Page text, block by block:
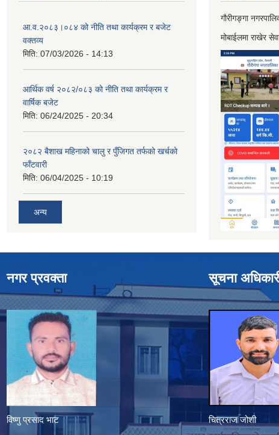
आ.व.२०८३।०८४ को नीति तथा कार्यक्रम र बजेट
वक्तव्य
मिति: 07/03/2026 - 14:13
आर्थिक वर्ष २०८२/०८३ को नीति तथा कार्यक्रम र
वार्षिक बजेट
मिति: 06/24/2025 - 20:34
२०८२ बैशाख महिनाको चालु र पुँजिगत तर्फको खर्चको
फाँटवारी
मिति: 06/04/2025 - 10:19
अन्य
गौरीगङ्गा
मोबाईलमा राखेर
नगर प्रवक्ता
विष्णु प्रसाद भाट
सूचना
चित्रराज जोशी